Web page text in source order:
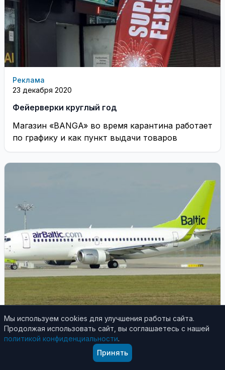
Реклама
23 декабря 2020
Фейерверки круглый год
Магазин «BANGA» во время карантина работает
по графику и как пункт выдачи товаров
Литва и страны Балтии
Мы используем cookies для улучшения работы сайта.
Продолжая использовать сайт, вы соглашаетесь с нашей
политикой конфиденциальности.
Принять